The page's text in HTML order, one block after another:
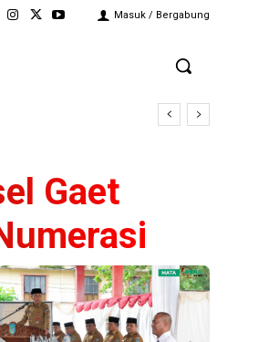
Masuk / Bergabung
Gaet